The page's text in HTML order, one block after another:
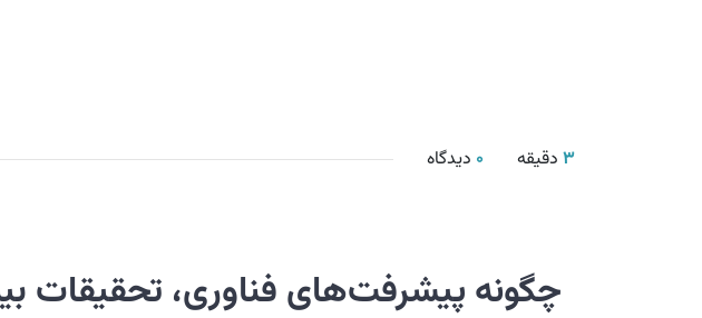
3 دقیقه 0 دیدگاه
چگونه پیشرفت‌های فناوری، تحقیقات